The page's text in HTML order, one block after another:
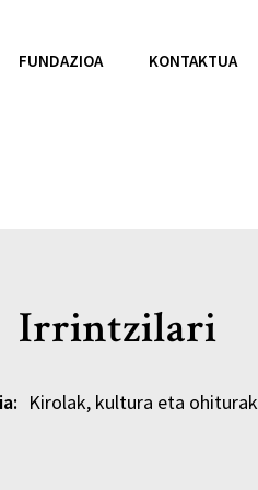
FUNDAZIOA KONTAKTUA
Irrintzilari
Kirolak, kultura eta ohiturak